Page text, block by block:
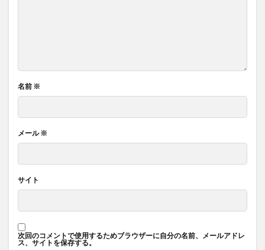
名前 ※
メール※
サイト
次回のコメントで使用するためブラウザーに自分の名前、メールアドレ
ス、サイトを保存する。